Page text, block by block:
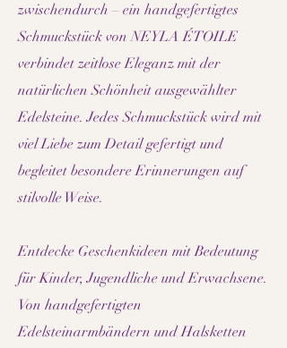
zwischendurch – ein handgefertigtes
Schmuckstück von NEYLA ÉTOILE
verbindet zeitlose Eleganz mit der
natürlichen Schönheit ausgewählter
Edelsteine. Jedes Schmuckstück wird mit
viel Liebe zum Detail gefertigt und
begleitet besondere Erinnerungen auf
stilvolle Weise.
Entdecke Geschenkideen mit Bedeutung
für Kinder, Jugendliche und Erwachsene.
Von handgefertigten
Edelsteinarmbändern und Halsketten